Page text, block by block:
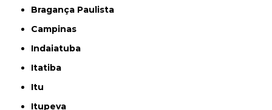
Bragança Paulista
Campinas
Indaiatuba
Itatiba
Itu
Itupeva